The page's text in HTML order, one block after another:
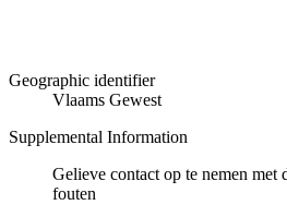
Geographic identifier
Vlaams Gewest
Supplemental Information
Gelieve contact op te nemen met
fouten